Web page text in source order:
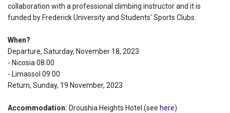
collaboration with a professional climbing instructor and it is
funded by Frederick University and Students’ Sports Clubs.
When?
Departure, Saturday, November 18, 2023
- Nicosia 08:00
- Limassol 09:00
Return, Sunday, 19 November, 2023
Accommodation: Droushia Heights Hotel (see here)